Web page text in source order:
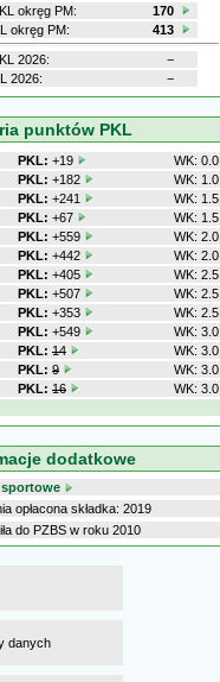
okręg PM:
170
okręg PM:
413
2026:
−
2026:
−
punktów PKL
PKL: +19
WK: 0.0
PKL: +182
WK: 1.0
PKL: +241
WK: 1.5
PKL: +67
WK: 1.5
PKL: +559
WK: 2.0
PKL: +442
WK: 2.0
PKL: +405
WK: 2.5
PKL: +507
WK: 2.5
PKL: +353
WK: 2.5
PKL: +549
WK: 3.0
PKL: 14
WK: 3.0
PKL: 9
WK: 3.0
PKL: 16 WK: 3.0
dodatkowe
opłacona składka: 2019
do PZBS w roku 2010
danych